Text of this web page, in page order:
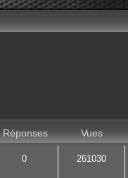
Réponses Vues
0 261030